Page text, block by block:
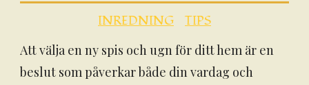
INREDNING TIPS
Att välja en ny spis och ugn för ditt hem är en
beslut som påverkar både din vardag och